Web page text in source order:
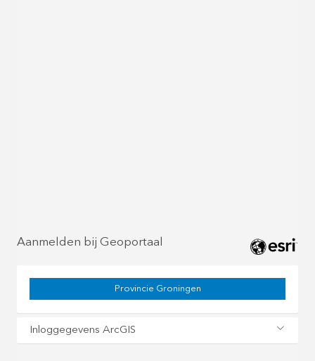
Aanmelden bij Geoportaal
Provincie Groningen
Inloggegevens ArcGIS